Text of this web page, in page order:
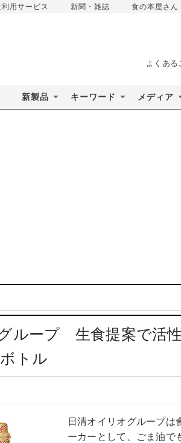
利用サービス 新聞・雑誌 食の本屋さん
よくある
新製品 キーワード メディア
ループ 生食提案で活
トル
日清オイリオグループは
ーカーとして、ごま油で